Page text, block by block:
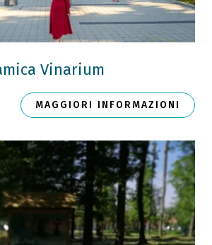
Vinarium
MAGGIORI INFORMAZIONI